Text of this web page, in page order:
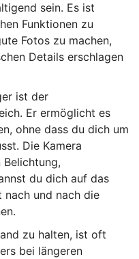
sein. Es ist
Funktionen zu
Fotos zu machen,
Details erschlagen
ist der
Er ermöglicht es
ohne dass du dich um
Die Kamera
du dich auf das
und nach die
zu halten, ist oft
bei längeren